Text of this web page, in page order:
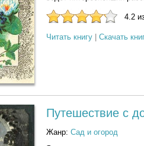
4.2
Читать книгу| Скачать
Путешествие с
Жанр: Сад и огород